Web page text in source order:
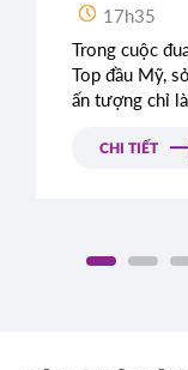
17h35
Trong cuộc
Top đầu Mỹ,
ấn tượng chỉ
như tuyệt đối
CHI TIẾT